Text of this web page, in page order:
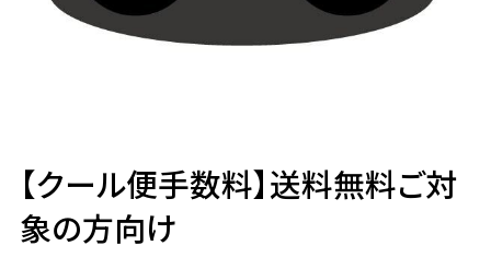
【クール便手数料】送料無料ご対
象の方向け